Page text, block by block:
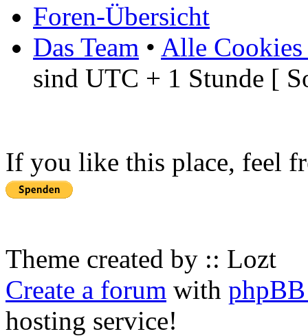
Foren-Übersicht
Das Team • Alle Cookies
sind UTC + 1 Stunde [
If you like this place, feel
Theme created by :: Lozt
Create a forum with
hosting service!